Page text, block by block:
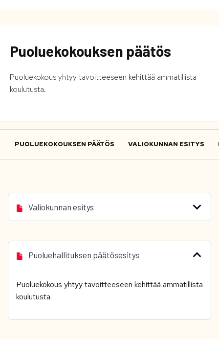
Puoluekokouksen päätös
Puoluekokous yhtyy tavoitteeseen kehittää ammatillista
koulutusta.
PUOLUEKOKOUKSEN PÄÄTÖS VALIOKUNNAN ESITYS
Valiokunnan esitys
Puoluehallituksen päätösesitys
Puoluekokous yhtyy tavoitteeseen kehittää ammatillista
koulutusta.